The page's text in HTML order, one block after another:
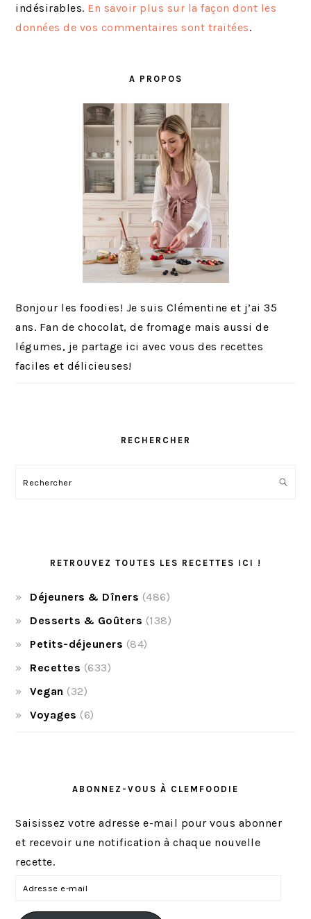
indésirables. En savoir plus sur la façon dont les
données de vos commentaires sont traitées.
A PROPOS
Bonjour les foodies! Je suis Clémentine et j’ai 35
ans. Fan de chocolat, de fromage mais aussi de
légumes, je partage ici avec vous des recettes
faciles et délicieuses!
RECHERCHER
Rechercher
RETROUVEZ TOUTES LES RECETTES ICI !
Déjeuners & Dîners (486)
Desserts & Goûters (138)
Petits-déjeuners (84)
Recettes (633)
Vegan (32)
Voyages (6)
ABONNEZ-VOUS À CLEMFOODIE
Saisissez votre adresse e-mail pour vous abonner
et recevoir une notification à chaque nouvelle
recette.